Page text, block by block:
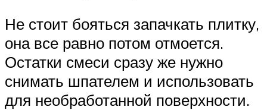
Не стоит бояться запачкать плитку,
она все равно потом отмоется.
Остатки смеси сразу же нужно
снимать шпателем и использовать
для необработанной поверхности.